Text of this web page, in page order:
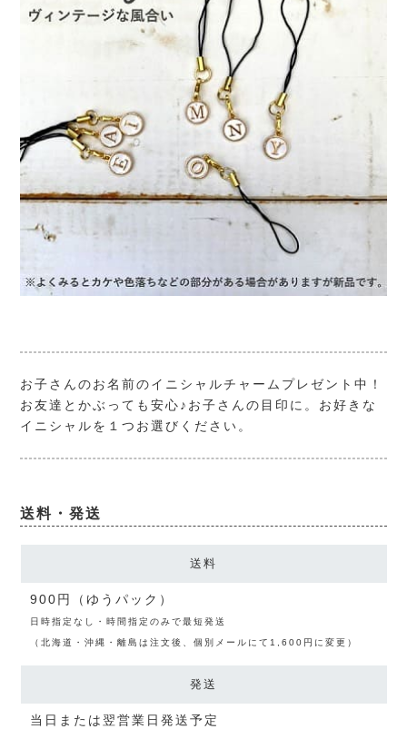
お子さんのお名前のイニシャルチャームプレゼント中！
お友達とかぶっても安心♪お子さんの目印に。お好きな
イニシャルを１つお選びください。
送料・発送
送料
900円（ゆうパック）
日時指定なし・時間指定のみで最短発送
（北海道・沖縄・離島は注文後、個別メールにて1,600円に変更）
発送
当日または翌営業日発送予定